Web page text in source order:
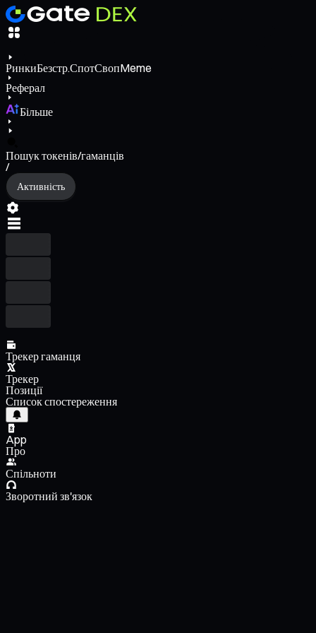
РинкиБезстр.СпотСвопMeme
Реферал
Більше
Пошук токенів/гаманців
/
Активність
Трекер гаманця
Трекер
Позиції
Список спостереження
App
Про
Спільноти
Зворотний зв'язок